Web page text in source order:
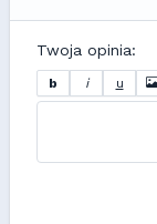
Twoja opinia:
b i u